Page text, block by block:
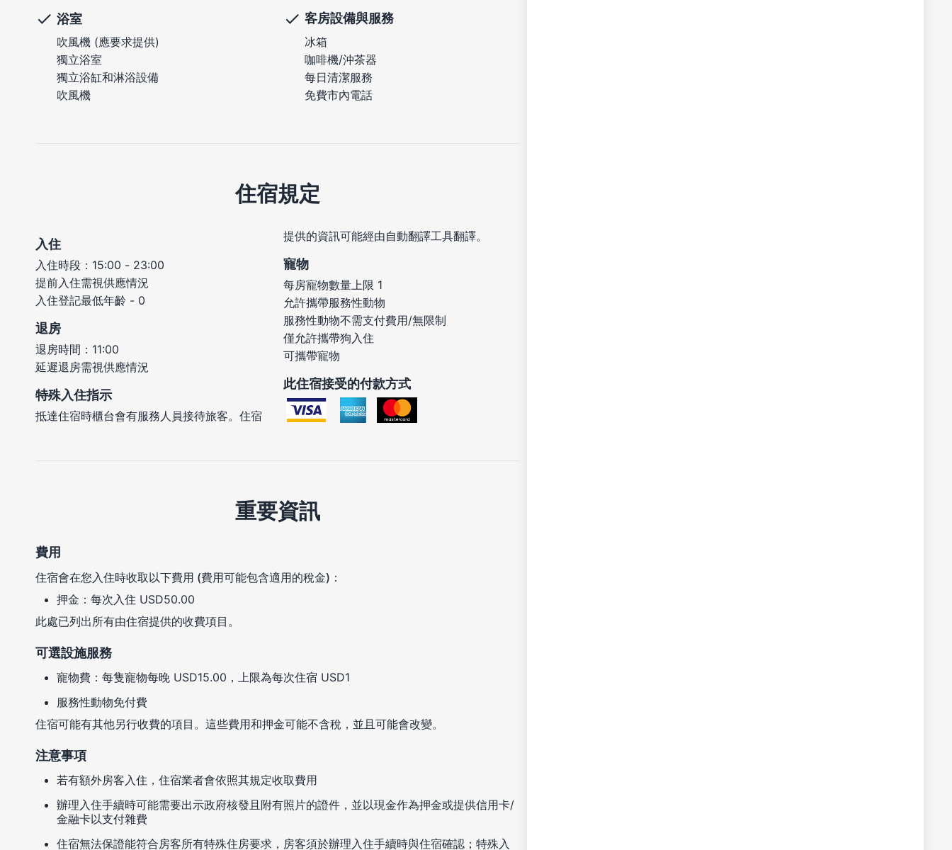
浴室
吹風機 (應要求提供)
獨立浴室
獨立浴缸和淋浴設備
吹風機
客房設備與服務
冰箱
咖啡機/沖茶器
每日清潔服務
免費市內電話
住宿規定
入住
入住時段：15:00 - 23:00
提前入住需視供應情況
入住登記最低年齡 - 0
退房
退房時間：11:00
延遲退房需視供應情況
特殊入住指示
抵達住宿時櫃台會有服務人員接待旅客。住宿
提供的資訊可能經由自動翻譯工具翻譯。
寵物
每房寵物數量上限 1
允許攜帶服務性動物
服務性動物不需支付費用/無限制
僅允許攜帶狗入住
可攜帶寵物
此住宿接受的付款方式
重要資訊
費用
住宿會在您入住時收取以下費用 (費用可能包含適用的稅金)：
押金：每次入住 USD50.00
此處已列出所有由住宿提供的收費項目。
可選設施服務
寵物費：每隻寵物每晚 USD15.00，上限為每次住宿 USD1
服務性動物免付費
住宿可能有其他另行收費的項目。這些費用和押金可能不含稅，並且可能會改變。
注意事項
若有額外房客入住，住宿業者會依照其規定收取費用
辦理入住手續時可能需要出示政府核發且附有照片的證件，並以現金作為押金或提供信用卡/
金融卡以支付雜費
住宿無法保證能符合房客所有特殊住房要求，房客須於辦理入住手續時與住宿確認；特殊入